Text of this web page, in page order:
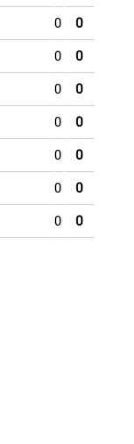
0 0
0 0
0 0
0 0
0 0
0 0
0 0